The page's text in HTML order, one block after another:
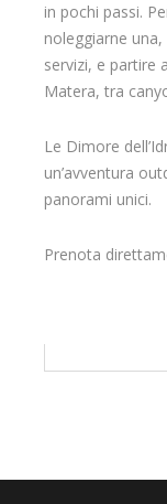
in pochi passi.
noleggiarne
servizi, e partire
Matera, tra
Le Dimore
un’avventura
panorami unici.
Prenota